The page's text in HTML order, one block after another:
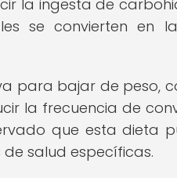
la ingesta de
se convierten en
para bajar de peso,
la frecuencia de
que esta dieta
salud específicas.